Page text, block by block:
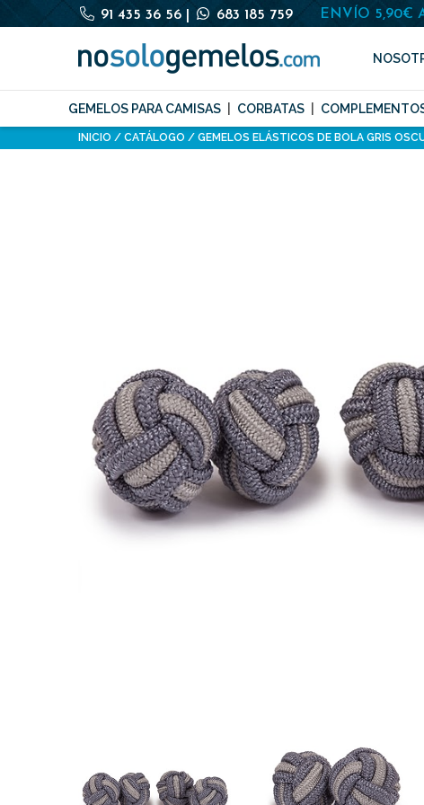
91 435 36 56 683 185 759 ENVÍO 5,90€
GEMELOS PARA CAMISAS CORBATAS
INICIO CATÁLOGO GEMELOS ELÁSTICOS DE BOLA GRIS